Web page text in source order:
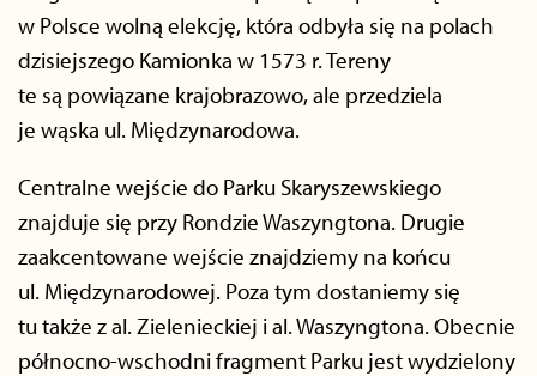
w Polsce wolną elekcję, która odbyła się na polach
dzisiejszego Kamionka w 1573 r. Tereny
te są powiązane krajobrazowo, ale przedziela
je wąska ul. Międzynarodowa.
Centralne wejście do Parku Skaryszewskiego
znajduje się przy Rondzie Waszyngtona. Drugie
zaakcentowane wejście znajdziemy na końcu
ul. Międzynarodowej. Poza tym dostaniemy się
tu także z al. Zielenieckiej i al. Waszyngtona. Obecnie
północno-wschodni fragment Parku jest wydzielony